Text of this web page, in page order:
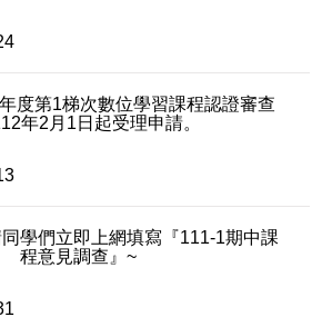
度第1梯次數位學習課程認證審查
年2月1日起受理申請。
同學們立即上網填寫『111-1期中課
程意見調查』~